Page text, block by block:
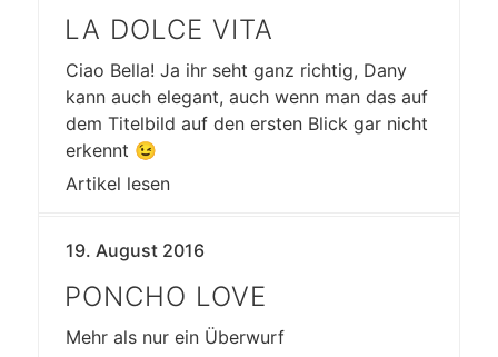
LA DOLCE VITA
Ciao Bella! Ja ihr seht ganz richtig, Dany
kann auch elegant, auch wenn man das auf
dem Titelbild auf den ersten Blick gar nicht
erkennt 😉
Artikel lesen
19. August 2016
PONCHO LOVE
Mehr als nur ein Überwurf